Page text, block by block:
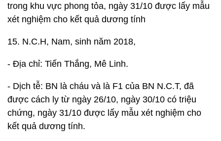
trong khu vực phong tỏa, ngày 31/10 được lấy mẫu
xét nghiệm cho kết quả dương tính
15. N.C.H, Nam, sinh năm 2018,
- Địa chỉ: Tiến Thắng, Mê Linh.
- Dịch tễ: BN là cháu và là F1 của BN N.C.T, đã
được cách ly từ ngày 26/10, ngày 30/10 có triệu
chứng, ngày 31/10 được lấy mẫu xét nghiệm cho
kết quả dương tính.